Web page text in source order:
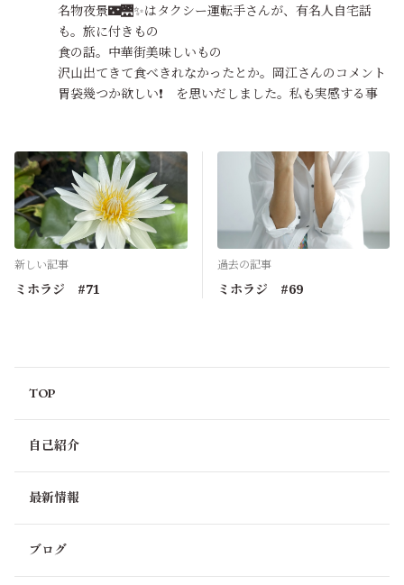
名物夜景🌃🌉✨はタクシー運転手さんが、有名人自宅話
も。旅に付きもの
食の話。中華街美味しいもの
沢山出てきて食べきれなかったとか。岡江さんのコメント
胃袋幾つか欲しい❗ を思いだしました。私も実感する事
気を付けて行ってらっしゃいませ。
0
輝夜姫のばあやの娘
2ヶ月前
何と言っても７０回は凄いです。
１回当たり１２分として、単純計算で８４０分を積み重ね
人間の叡智と努力の賜物が其処にあります。
②阿蘇山火口⇒大自然の凄さを見る事が出来ます。
間際まで行けるかどうかは分かりませんが、活火山の大迫
れらを繋ぐ道を『廊下』として位置付けていて、『入湯手
形』を購入してお好きな露天風呂を３箇所巡ることが出来
新しい記事
ミホラジ #71
過去の記事
ミホラジ #69
TOP
自己紹介
最新情報
ブログ